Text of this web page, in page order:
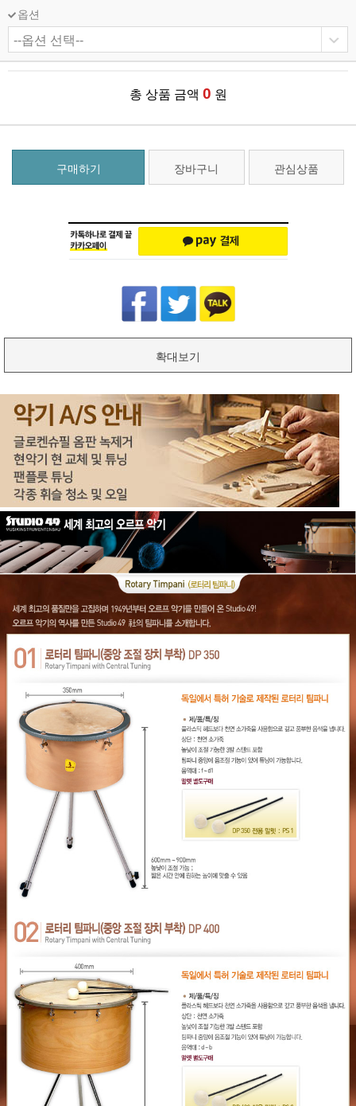
옵션
총 상품 금액 0 원
구매하기 장바구니 관심상품
확대보기